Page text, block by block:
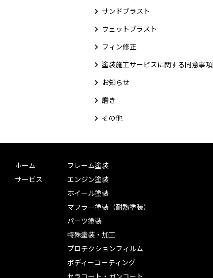
サンドブラスト
ウェットブラスト
フィン修正
塗装施工サービスに関する同意事項
お知らせ
磨き
その他
ホーム
サービス
フレーム塗装
エンジン塗装
ホイール塗装
マフラー塗装（耐熱塗装）
パーツ塗装
特殊塗装・加工
プロテクションフィルム
ボディーコーティング
セラコート・ガンコート